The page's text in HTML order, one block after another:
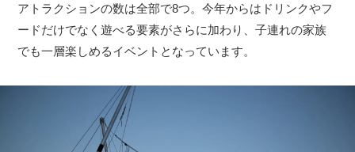
アトラクションの数は全部で8つ。今年からはドリンクやフ
ードだけでなく遊べる要素がさらに加わり、子連れの家族
でも一層楽しめるイベントとなっています。